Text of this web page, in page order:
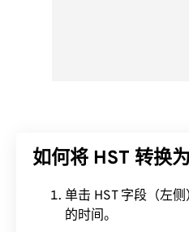
如何将 HST 转换
单击 HST 字段（左
的时间。